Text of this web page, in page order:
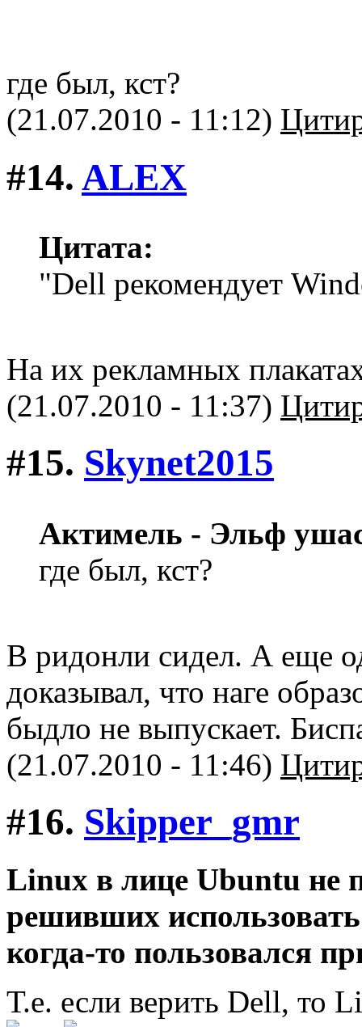
где был, кст?
(21.07.2010 - 11:12)
#14. ALEX
Цитата:
"Dell рекомендует
На их рекламных
(21.07.2010 - 11:37)
#15. Skynet2015
Актимель - Эльф
где был, кст?
В ридонли сидел. А еще
доказывал, что наге
быдло не выпускает.
(21.07.2010 - 11:46)
#16. Skipper_gmr
Linux в лице Ubuntu не
решивших
когда-то пользовался
Т.е. если верить Dell, то